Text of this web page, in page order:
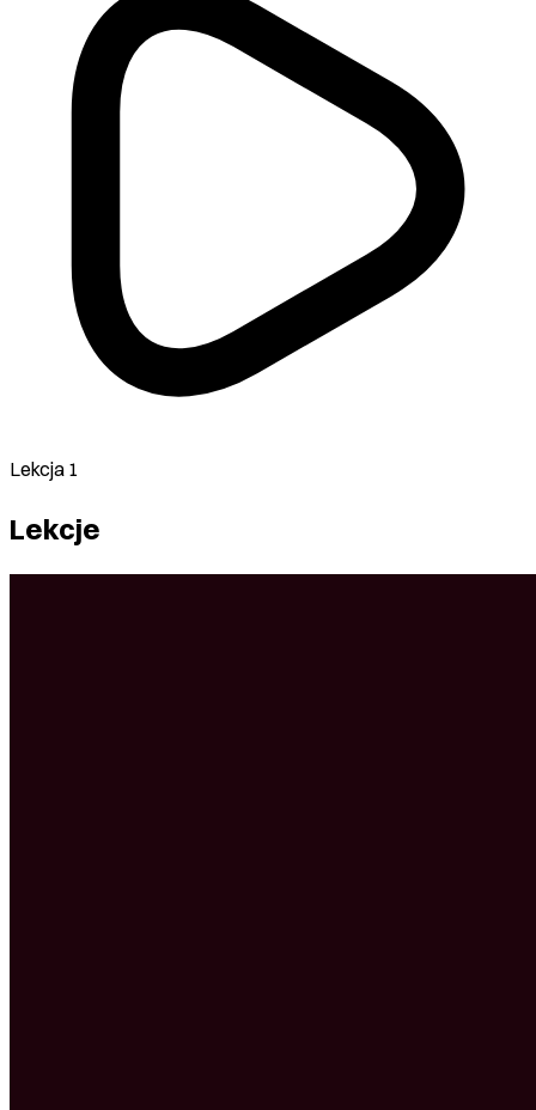
Lekcja 1
Lekcje